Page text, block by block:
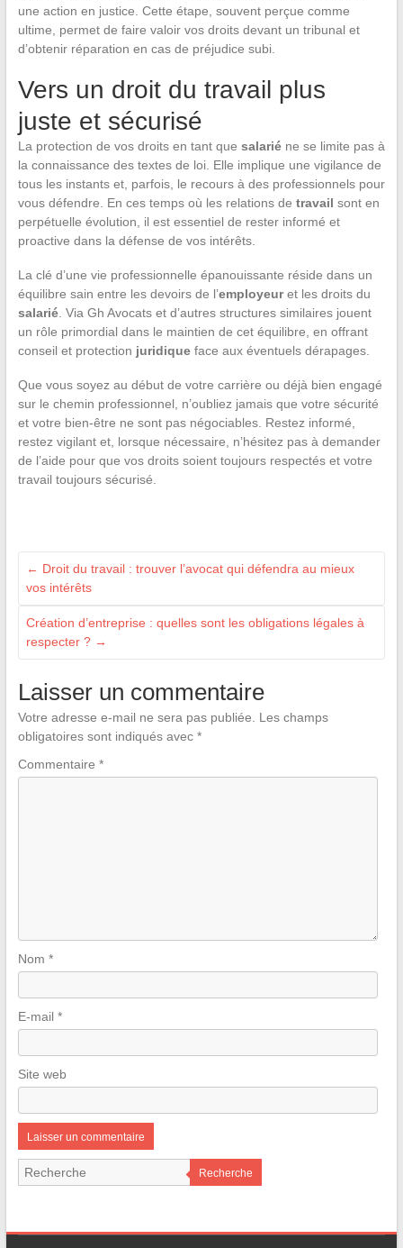
une action en justice. Cette étape, souvent perçue comme
ultime, permet de faire valoir vos droits devant un tribunal et
d’obtenir réparation en cas de préjudice subi.
Vers un droit du travail plus
juste et sécurisé
La protection de vos droits en tant que salariéne se limite pas à
la connaissance des textes de loi. Elle implique une vigilance de
tous les instants et, parfois, le recours à des professionnels pour
vous défendre. En ces temps où les relations de travail sont en
perpétuelle évolution, il est essentiel de rester informé et
proactive dans la défense de vos intérêts.
La clé d’une vie professionnelle épanouissante réside dans un
équilibre sain entre les devoirs de l’employeuret les droits du
salarié. Via Gh Avocats et d’autres structures similaires jouent
un rôle primordial dans le maintien de cet équilibre, en offrant
conseil et protection juridiqueface aux éventuels dérapages.
Que vous soyez au début de votre carrière ou déjà bien engagé
sur le chemin professionnel, n’oubliez jamais que votre sécurité
et votre bien-être ne sont pas négociables. Restez informé,
restez vigilant et, lorsque nécessaire, n’hésitez pas à demander
de l’aide pour que vos droits soient toujours respectés et votre
travail toujours sécurisé.
← Droit du travail : trouver l’avocat qui défendra au mieux
vos intérêts
Création d’entreprise : quelles sont les obligations légales à
respecter ? →
Laisser un commentaire
Votre adresse e-mail ne sera pas publiée.
Les champs
obligatoires sont indiqués avec *
Commentaire *
Nom *
E-mail *
Site web
Recherche